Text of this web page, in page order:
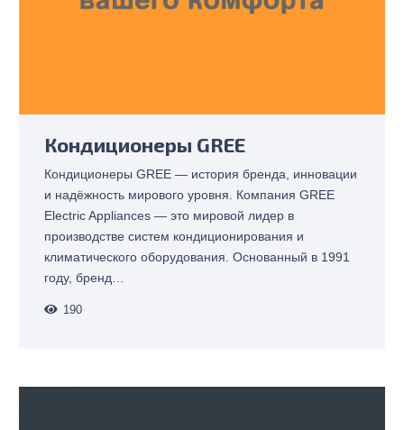
Кондиционеры GREE
Кондиционеры GREE — история бренда, инновации
и надёжность мирового уровня. Компания GREE
Electric Appliances — это мировой лидер в
производстве систем кондиционирования и
климатического оборудования. Основанный в 1991
году, бренд…
190